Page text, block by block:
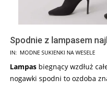
Spodnie z lampasem
2024-
05-
30
IN: MODNE SUKIENKI NA WESELE
Lampas biegnący wzdłuż
nogawki spodni to ozdoba